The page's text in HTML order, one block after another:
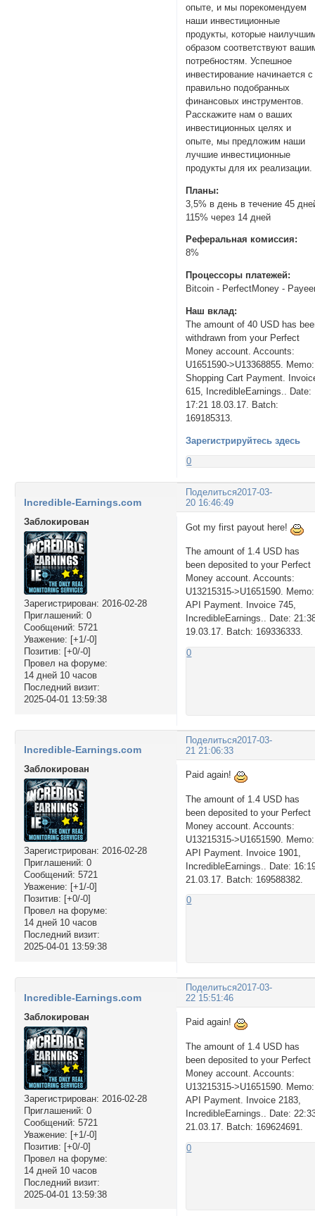
опыте, и мы порекомендуем
наши инвестиционные
продукты, которые
образом соответствуют
потребностям. Успешное
инвестирование начинается с
правильно подобранных
финансовых инструментов.
Расскажите нам о ваших
инвестиционных целях и
опыте, мы предложим наши
лучшие инвестиционные
продукты для их реализации.
Планы:
3,5% в день в течение 45
115% через 14 дней
Реферальная комиссия:
8%
Процессоры платежей:
Bitcoin - PerfectMoney -
Наш вклад:
The amount of 40 USD has
withdrawn from your Perfect
Money account. Accounts:
U1651590->U13368855. Memo:
Shopping Cart Payment.
615, IncredibleEarnings.. Date:
17:21 18.03.17. Batch:
169185313.
Зарегистрируйтесь здесь
0
Поделиться2017-03-
20 16:46:49
Incredible-Earnings.com
Заблокирован
Зарегистрирован: 2016-02-28
Приглашений: 0
Сообщений: 5721
Уважение: [+1/-0]
Позитив: [+0/-0]
Провел на форуме:
14 дней 10 часов
Последний визит:
2025-04-01 13:59:38
Got my first payout here!
The amount of 1.4 USD has
been deposited to your Perfect
Money account. Accounts:
U13215315->U1651590. Memo:
API Payment. Invoice 745,
IncredibleEarnings.. Date:
19.03.17. Batch: 169336333.
0
Поделиться2017-03-
21 21:06:33
Incredible-Earnings.com
Заблокирован
Зарегистрирован: 2016-02-28
Приглашений: 0
Сообщений: 5721
Уважение: [+1/-0]
Позитив: [+0/-0]
Провел на форуме:
14 дней 10 часов
Последний визит:
2025-04-01 13:59:38
Paid again!
The amount of 1.4 USD has
been deposited to your Perfect
Money account. Accounts:
U13215315->U1651590. Memo:
API Payment. Invoice 1901,
IncredibleEarnings.. Date:
21.03.17. Batch: 169588382.
0
Поделиться2017-03-
22 15:51:46
Incredible-Earnings.com
Заблокирован
Зарегистрирован: 2016-02-28
Приглашений: 0
Сообщений: 5721
Уважение: [+1/-0]
Позитив: [+0/-0]
Провел на форуме:
14 дней 10 часов
Последний визит:
2025-04-01 13:59:38
Paid again!
The amount of 1.4 USD has
been deposited to your Perfect
Money account. Accounts:
U13215315->U1651590. Memo:
API Payment. Invoice 2183,
IncredibleEarnings.. Date:
21.03.17. Batch: 169624691.
0